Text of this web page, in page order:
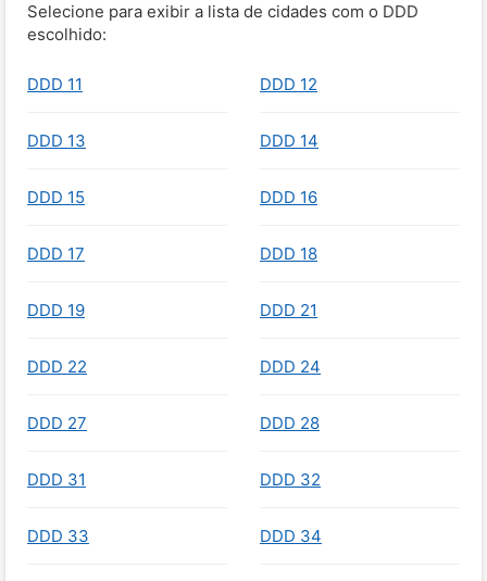
Selecione para exibir a lista de cidades com o DDD
escolhido:
DDD 11 DDD 12
DDD 13 DDD 14
DDD 15 DDD 16
DDD 17 DDD 18
DDD 19 DDD 21
DDD 22 DDD 24
DDD 27 DDD 28
DDD 31 DDD 32
DDD 33 DDD 34